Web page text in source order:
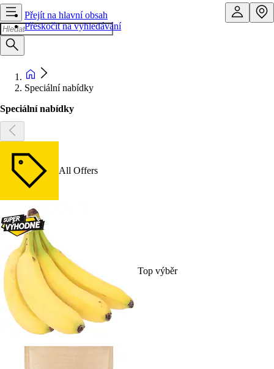
Přejít na hlavní obsah
Přeskočit na vyhledávání
Speciální nabídky
Speciální nabídky
All Offers
Top výběr